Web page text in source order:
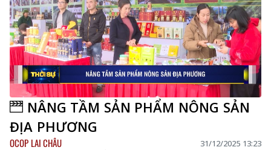
NÂNG TẦM SẢN PHẨM NÔNG SẢN
ĐỊA PHƯƠNG
OCOP LAI CHÂU 31/12/2025 13:23